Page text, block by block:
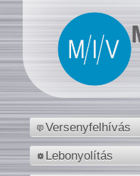
Versenyfelhívás
Lebonyolítás